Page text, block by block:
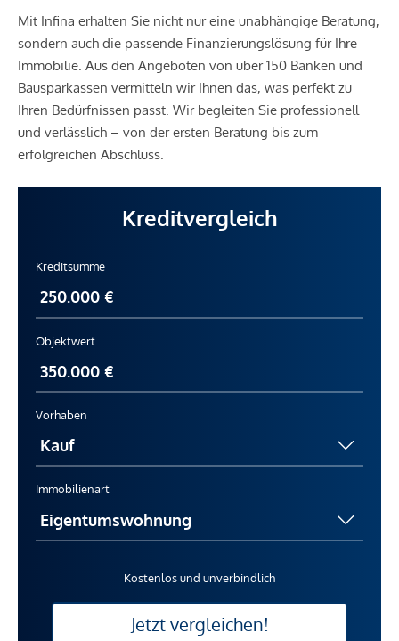
Mit Infina erhalten Sie nicht nur eine unabhängige Beratung,
sondern auch die passende Finanzierungslösung für Ihre
Immobilie. Aus den Angeboten von über 150 Banken und
Bausparkassen vermitteln wir Ihnen das, was perfekt zu
Ihren Bedürfnissen passt. Wir begleiten Sie professionell
und verlässlich – von der ersten Beratung bis zum
erfolgreichen Abschluss.
Kreditvergleich
Kreditsumme
Objektwert
Vorhaben
Immobilienart
Kostenlos und unverbindlich
Jetzt vergleichen!